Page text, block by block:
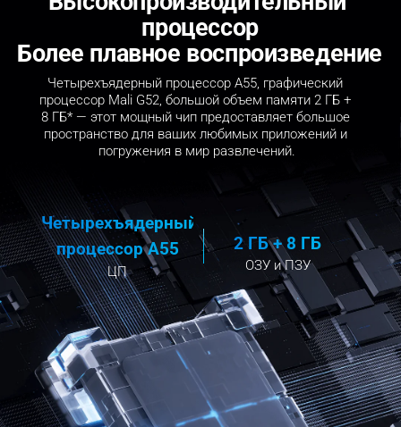
процессор
Более плавное воспроизведение
Четырехъядерный процессор A55, графический
процессор Mali G52, большой объем памяти 2 ГБ +
8 ГБ* — этот мощный чип предоставляет большое
пространство для ваших любимых приложений и
погружения в мир развлечений.
Четырехъядерный
процессор A55
ЦП
2 ГБ + 8 ГБ
ОЗУ и ПЗУ